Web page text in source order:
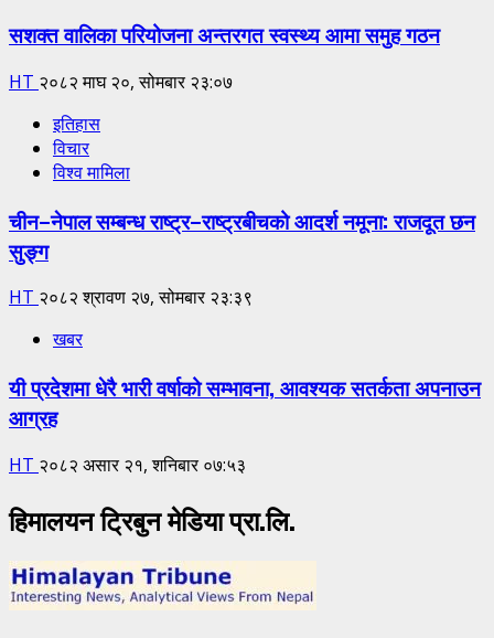
सशक्त वालिका परियोजना अन्तरगत स्वस्थ्य आमा समुह गठन
HT २०८२ माघ २०, सोमबार २३:०७
इतिहास
विचार
विश्व मामिला
चीन–नेपाल सम्बन्ध राष्ट्र–राष्ट्रबीचको आदर्श नमूना: राजदूत छन
सुङ्ग
HT २०८२ श्रावण २७, सोमबार २३:३९
खबर
यी प्रदेशमा धेरै भारी वर्षाको सम्भावना, आवश्यक सतर्कता अपनाउन
आग्रह
HT २०८२ असार २१, शनिबार ०७:५३
हिमालयन ट्रिबुन मेडिया प्रा.लि.